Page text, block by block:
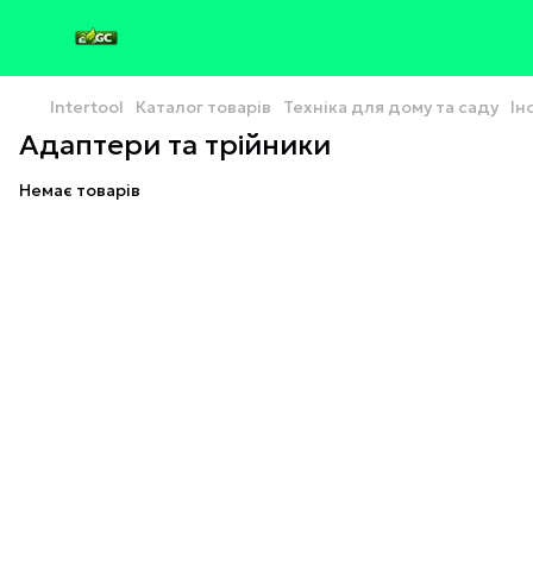
Intertool Каталог товарів Техніка для дому та саду
Адаптери та трійники
Немає товарів